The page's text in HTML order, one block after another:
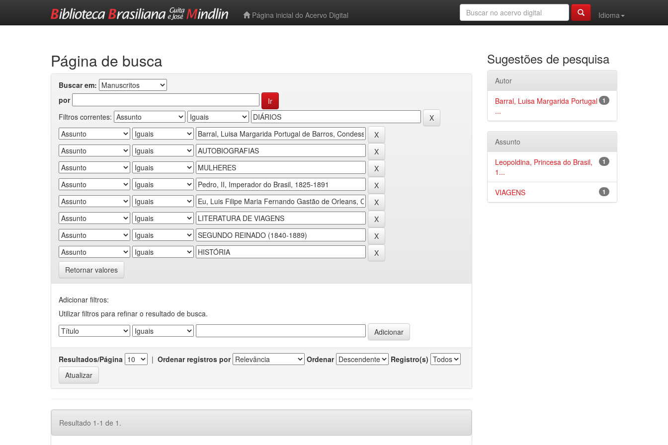
Página inicial do Acervo Digital
Idioma
Página de busca
Buscar em:
por
Filtros correntes:
Retornar valores
Adicionar filtros:
Utilizar filtros para refinar o resultado de busca.
Resultados/Página | Ordenar registros por Ordenar Registro(s)
Resultado 1-1 de 1.
Sugestões de pesquisa
Autor
1
Barral, Luisa Margarida Portugal
...
Assunto
1
Leopoldina, Princesa do Brasil,
1...
1
VIAGENS